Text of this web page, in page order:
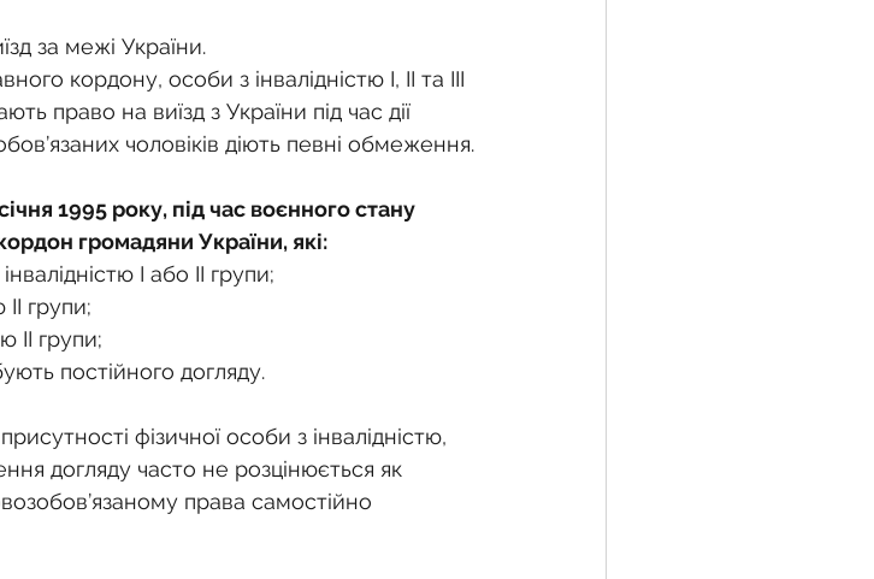
за межі України.
кордону, особи з інвалідністю I, II та III
право на виїзд з України під час дії
чоловіків діють певні обмеження.
1995 року, під час воєнного стану
громадяни України, які:
I або II групи;
II групи;
II групи;
постійного догляду.
фізичної особи з інвалідністю,
догляду часто не розцінюється як
права самостійно